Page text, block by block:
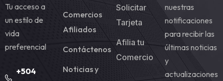
Tu acceso a
un estilo de
vida
preferencial
+504
Comercios
Afiliados
Contáctenos
Noticias y
Solicitar
Tarjeta
Afilia tu
Comercio
nuestras
notificaciones
para recibir las
últimas noticias
y
actualizaciones